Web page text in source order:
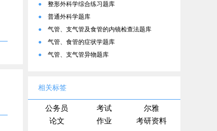
库
●
整形外科学综合练习题库
●
普通外科学题库
●
气管、支气管及食管的内镜检查法题库
●
气管、食管的症状学题库
●
气管、支气管异物题库
相关标签
公务员 考试
尔雅
论文
作业 考研资料